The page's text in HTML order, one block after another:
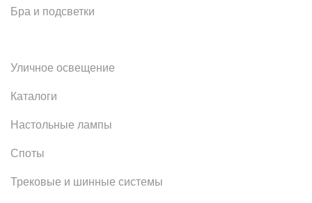
Бра и подсветки
Уличное освещение
Каталоги
Настольные лампы
Споты
Трековые и шинные системы